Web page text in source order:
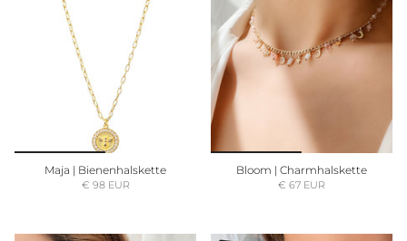
Maja | Bienenhalskette
€ 98 EUR
Bloom | Charmhalskette
€ 67 EUR